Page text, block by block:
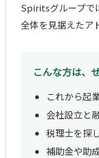
Spiritsグループで
全体を見据えたア
こんな方は、
これから起
会社設立と
税理士を探
補助金や助